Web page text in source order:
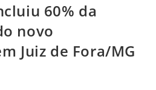
60% da
novo
Juiz de Fora/MG